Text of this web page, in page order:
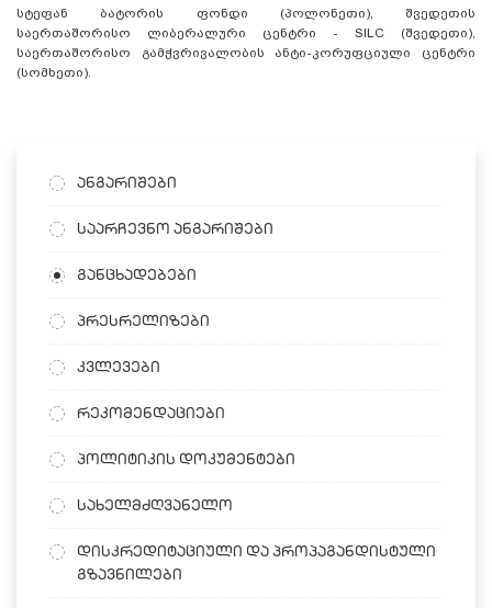
სტეფან ბატორის ფონდი (პოლონეთი), შვედეთის
საერთაშორისო ლიბერალური ცენტრი - SILC (შვედეთი),
საერთაშორისო გამჭვრივალობის ანტი-კორუფციული ცენტრი
(სომხეთი).
ანგარიშები
საარჩევნო ანგარიშები
განცხადებები
პრესრელიზები
კვლევები
რეკომენდაციები
პოლიტიკის დოკუმენტები
სახელმძღვანელო
დისკრედიტაციული და პროპაგანდისტული
გზავნილები